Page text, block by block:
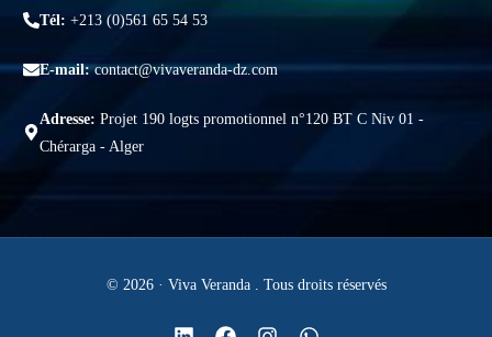
Tél:+213 (0)561 65 54 53
E-mail:contact@vivaveranda-dz.com
Adresse:Projet 190 logts promotionnel n°120 BT C Niv 01 -
Chérarga - Alger
© 2026 · Viva Veranda . Tous droits réservés